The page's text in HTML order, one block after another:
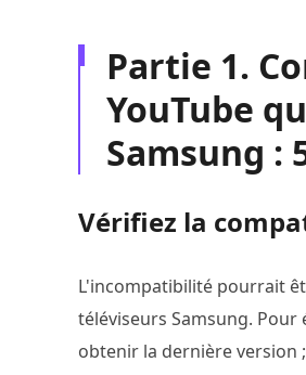
Partie 1.
YouTube
Samsung :
Vérifiez la
L'incompatibilité pourrait
téléviseurs Samsung.
obtenir la dernière version